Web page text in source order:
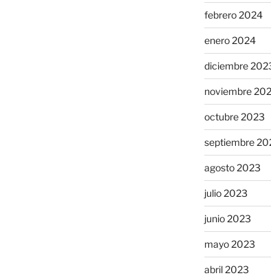
febrero 2024
enero 2024
diciembre
noviembre
octubre 2023
septiembre
agosto 2023
julio 2023
junio 2023
mayo 2023
abril 2023